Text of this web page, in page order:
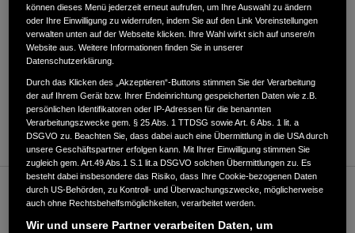
Hessenweg 15,40667,Meerbusch
ANFAHRTSBESCHREIBUNG ANFORDERN
WEBSITE
Verkauf / Kundendienst
können dieses Menü jederzeit erneut aufrufen, um Ihre Auswahl zu ändern
oder Ihre Einwilligung zu widerrufen, indem Sie auf den Link Voreinstellungen
verwalten unten auf der Webseite klicken. Ihre Wahl wirkt sich auf unsere/n
Website aus. Weitere Informationen finden Sie in unserer
Datenschutzerklärung.
Durch das Klicken des „Akzeptieren“-Buttons stimmen Sie der Verarbeitung
der auf Ihrem Gerät bzw. Ihrer Endeinrichtung gespeicherten Daten wie z.B.
persönlichen Identifikatoren oder IP-Adressen für die benannten
Verarbeitungszwecke gem. § 25 Abs. 1 TTDSG sowie Art. 6 Abs. 1 lit. a
DSGVO zu. Beachten Sie, dass dabei auch eine Übermittlung in die USA durch
unsere Geschäftspartner erfolgen kann. Mit Ihrer Einwilligung stimmen Sie
zugleich gem. Art.49 Abs.1 S.1 lit.a DSGVO solchen Übermittlungen zu. Es
besteht dabei insbesondere das Risiko, dass Ihre Cookie-bezogenen Daten
durch US-Behörden, zu Kontroll- und Überwachungszwecke, möglicherweise
auch ohne Rechtsbehelfsmöglichkeiten, verarbeitet werden.
Wir und unsere Partner verarbeiten Daten, um